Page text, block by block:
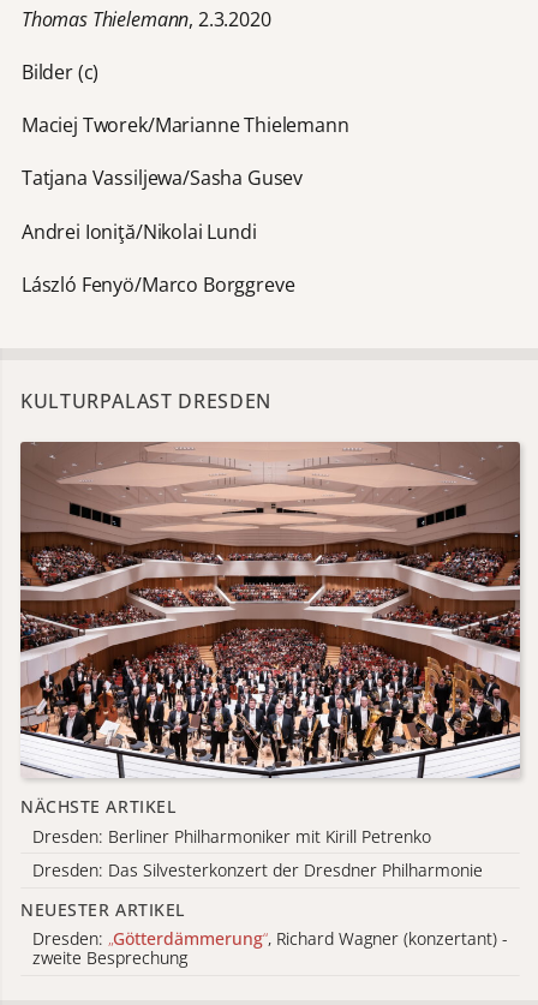
Thomas Thielemann, 2.3.2020
Bilder (c)
Maciej Tworek/Marianne Thielemann
Tatjana Vassiljewa/Sasha Gusev
Andrei Ioniţă/Nikolai Lundi
László Fenyö/Marco Borggreve
KULTURPALAST DRESDEN
NÄCHSTE ARTIKEL
Dresden: Berliner Philharmoniker mit Kirill Petrenko
Dresden: Das Silvesterkonzert der Dresdner Philharmonie
NEUESTER ARTIKEL
Dresden: „Götterdämmerung“, Richard Wagner (konzertant) -
zweite Besprechung